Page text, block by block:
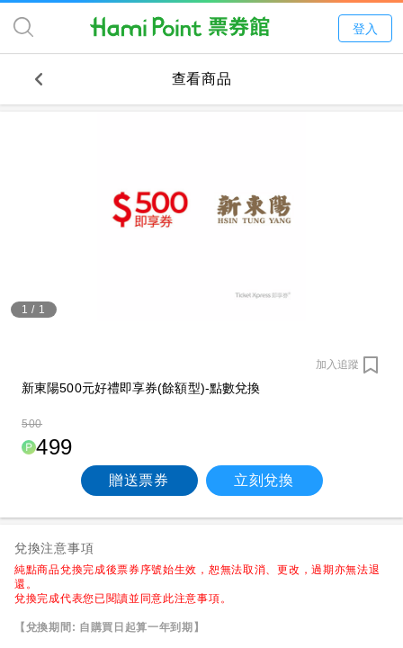
登入
查看商品
1 / 1
加入追蹤
新東陽500元好禮即享券(餘額型)-點數兌換
500
499
贈送票券 立刻兌換
兌換注意事項
純點商品兌換完成後票券序號始生效，恕無法取消、更改，過期亦無法退
還。
兌換完成代表您已閱讀並同意此注意事項。
【兌換期間: 自購買日起算一年到期】